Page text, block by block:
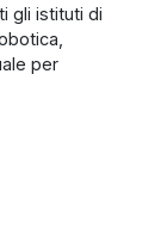
gli istituti di
per